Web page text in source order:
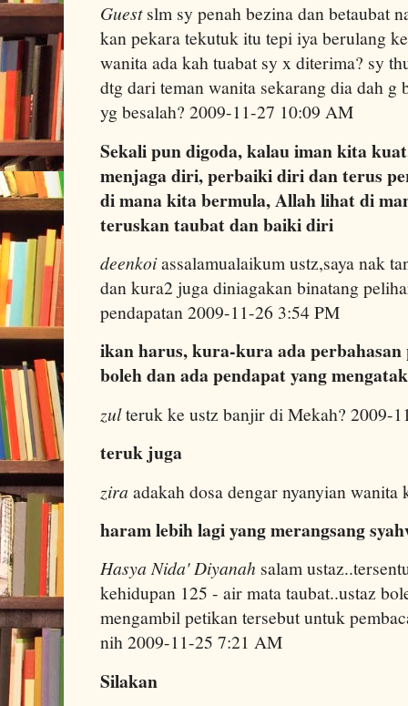
Guestslm sy penah bezina dan betaubat
kan pekara tekutuk itu tepi iya berulang
wanita ada kah tuabat sy x diterima? sy
dtg dari teman wanita sekarang dia dah g
yg besalah? 2009-11-27 10:09 AM
Sekali pun digoda, kalau iman kita
menjaga diri, perbaiki diri dan terus
di mana kita bermula, Allah lihat di
teruskan taubat dan baiki diri
deenkoiassalamualaikum ustz,saya nak
dan kura2 juga diniagakan binatang
pendapatan 2009-11-26 3:54 PM
ikan harus, kura-kura ada perbahasan
boleh dan ada pendapat yang
zulteruk ke ustz banjir di Mekah? 2009-
teruk juga
zira adakah dosa dengar nyanyian
haram lebih lagi yang merangsang
Hasya Nida' Diyanah salam
kehidupan 125 - air mata taubat..ustaz
mengambil petikan tersebut untuk
nih 2009-11-25 7:21 AM
Silakan